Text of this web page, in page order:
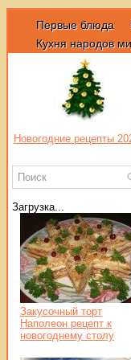
Первые блюда
Кухня народов
Новогодние рецепты
Загрузка...
Закусочный торт
Наполеон рецепт к
новогоднему столу